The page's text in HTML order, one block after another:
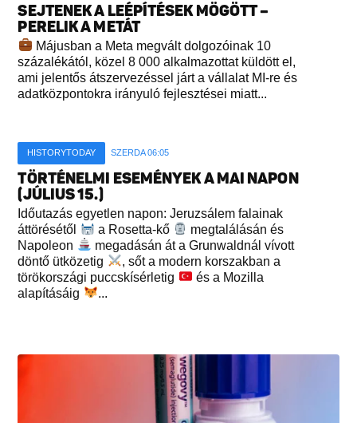
SEJTENEK A LEÉPÍTÉSEK MÖGÖTT –
PERELIK A METÁT
Májusban a Meta megvált dolgozóinak 10
százalékától, közel 8 000 alkalmazottat küldött el,
ami jelentős átszervezéssel járt a vállalat MI-re és
adatközpontokra irányuló fejlesztései miatt...
HISTORYTODAY SZERDA 06:05
TÖRTÉNELMI ESEMÉNYEK A MAI NAPON
(JÚLIUS 15.)
Időutazás egyetlen napon: Jeruzsálem falainak
áttörésétől
a Rosetta-kő
megtalálásán és
Napoleon
megadásán át a Grunwaldnál vívott
döntő ütközetig
, sőt a modern korszakban a
törökországi puccskísérletig
és a Mozilla
alapításáig
...